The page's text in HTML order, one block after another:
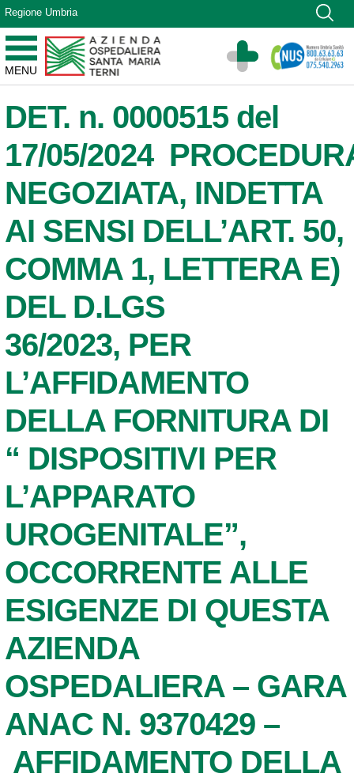
Vai ai contenuti
Vai al menu di navigazione
Vai al footer
Regione Umbria
MENU
Azienda Ospedaliera Santa Maria di Terni
Sito Istituzionale
DET. n. 0000515 del
17/05/2024
NEGOZIATA, INDETTA
AI SENSI DELL’ART. 50,
COMMA 1, LETTERA E)
DEL D.LGS
36/2023, PER
L’AFFIDAMENTO
DELLA FORNITURA DI
“ DISPOSITIVI PER
L’APPARATO
UROGENITALE”,
OCCORRENTE ALLE
ESIGENZE DI QUESTA
AZIENDA
OSPEDALIERA – GARA
ANAC N. 9370429 –
AFFIDAMENTO DELLA